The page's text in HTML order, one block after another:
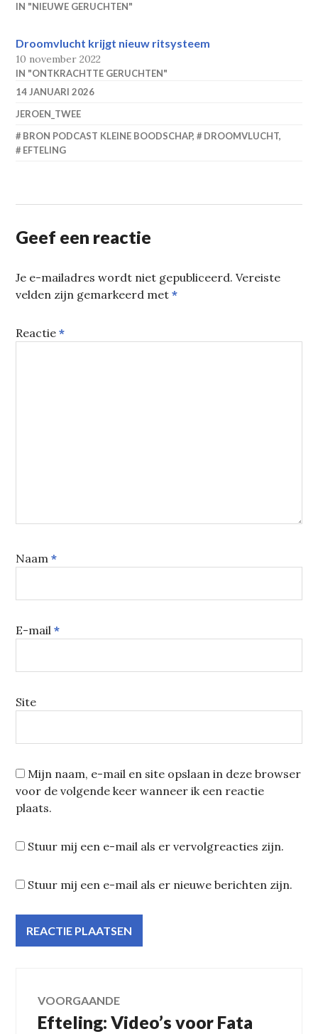
IN "NIEUWE GERUCHTEN"
Droomvlucht krijgt nieuw ritsysteem
10 november 2022
IN "ONTKRACHTTE GERUCHTEN"
14 JANUARI 2026
JEROEN_TWEE
BRON PODCAST KLEINE BOODSCHAP, DROOMVLUCHT,
EFTELING
Geef een reactie
Je e-mailadres wordt niet gepubliceerd. Vereiste
velden zijn gemarkeerd met*
Reactie*
Naam*
E-mail*
Site
Mijn naam, e-mail en site opslaan in deze browser
voor de volgende keer wanneer ik een reactie
plaats.
Stuur mij een e-mail als er vervolgreacties zijn.
Stuur mij een e-mail als er nieuwe berichten zijn.
Bericht
VOORGAANDE
Vorig
Efteling: Video’s voor Fata